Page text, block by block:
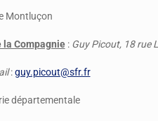
Montluçon
la Compagnie: Guy Picout, 18 rue
:guy.picout@sfr.fr
départementale